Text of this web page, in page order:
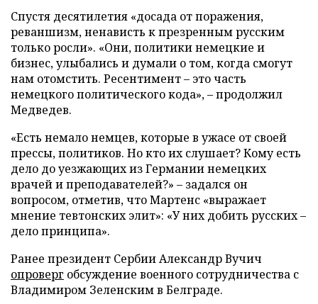
Спустя десятилетия «досада от поражения,
реваншизм, ненависть к презренным русским
только росли». «Они, политики немецкие и
бизнес, улыбались и думали о том, когда смогут
нам отомстить. Ресентимент – это часть
немецкого политического кода», – продолжил
Медведев.
«Есть немало немцев, которые в ужасе от своей
прессы, политиков. Но кто их слушает? Кому есть
дело до уезжающих из Германии немецких
врачей и преподавателей?» – задался он
вопросом, отметив, что Мартенс «выражает
мнение тевтонских элит»: «У них добить русских –
дело принципа».
Ранее президент Сербии Александр Вучич
опроверг обсуждение военного сотрудничества с
Владимиром Зеленским в Белграде.